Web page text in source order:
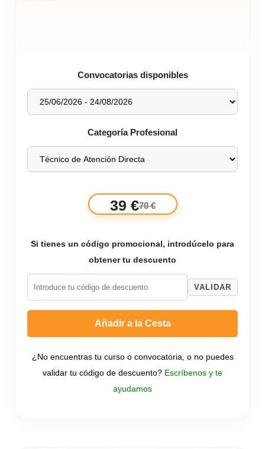
Convocatorias disponibles
Categoría Profesional
39 €70 €
Si tienes un código promocional, introdúcelo para
obtener tu descuento
VALIDAR
Añadir a la Cesta
¿No encuentras tu curso o convocatoria, o no puedes
validar tu código de descuento? Escríbenos y te
ayudamos